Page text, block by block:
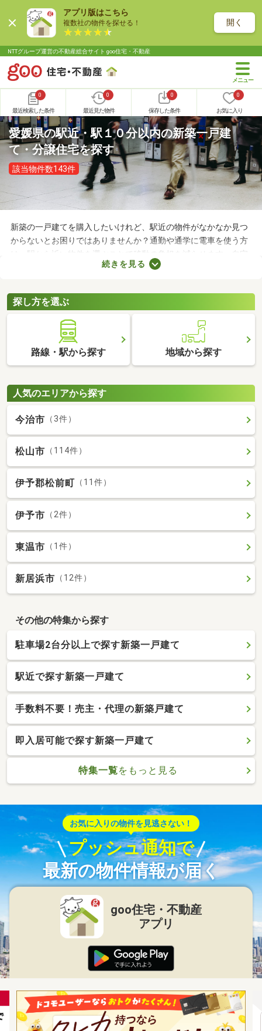
アプリ版はこちら
複数社の物件を探せる！ 開く
NTTグループ運営の不動産総合サイト goo住宅・不動産
0
最近検索した条件
0
最近見た物件
0
保存した条件
0
お気に入り
愛媛県の駅近・駅１０分以内の新築一戸建
て・分譲住宅を探す
該当物件数143件
新築の一戸建てを購入したいけれど、駅近の物件がなかなか見つ
からないとお困りではありませんか？通勤や通学に電車を使う方
は、駅から近い物件を選ぶことで移動の負担を減らせます。自宅
でゆっくりできる時間が増えるので、暮らしやすさを実感できる
駅から徒歩10分以内にある新築一戸建てを紹介します。
続きを見る
探し方を選ぶ
路線・駅から探す 地域から探す
人気のエリアから探す
今治市 （3件）
松山市 （114件）
伊予郡松前町 （11件）
伊予市 （2件）
東温市 （1件）
新居浜市 （12件）
その他の特集から探す
駐車場2台分以上で探す新築一戸建て
駅近で探す新築一戸建て
手数料不要！売主・代理の新築戸建て
即入居可能で探す新築一戸建て
特集一覧をもっと見る
お気に入りの物件を見逃さない！
プッシュ通知で
最新の物件情報が届く
goo住宅・不動産
アプリ